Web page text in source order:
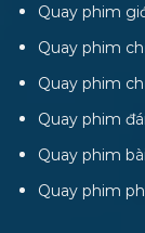
Quay phim
Quay phim
Quay phim
Quay phim
Quay phim
Quay phim